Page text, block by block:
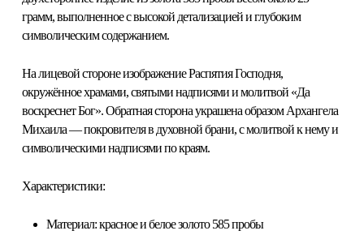
грамм, выполненное с высокой детализацией и глубоким
символическим содержанием.
На лицевой стороне изображение Распятия Господня,
окружённое храмами, святыми надписями и молитвой «Да
воскреснет Бог». Обратная сторона украшена образом Архангела
Михаила — покровителя в духовной брани, с молитвой к нему и
символическими надписями по краям.
Характеристики:
Материал: красное и белое золото 585 пробы